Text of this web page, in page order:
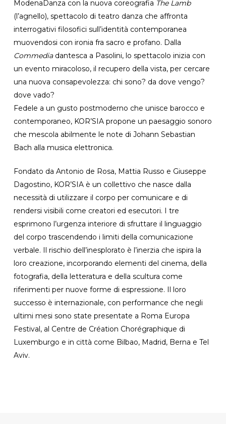
ModenaDanza con la nuova coreografia The Lamb
(l’agnello), spettacolo di teatro danza che affronta
interrogativi filosofici sull’identità contemporanea
muovendosi con ironia fra sacro e profano. Dalla
Commediadantesca a Pasolini, lo spettacolo inizia con
un evento miracoloso, il recupero della vista, per cercare
una nuova consapevolezza: chi sono? da dove vengo?
dove vado?
Fedele a un gusto postmoderno che unisce barocco e
contemporaneo, KOR’SIA propone un paesaggio sonoro
che mescola abilmente le note di Johann Sebastian
Bach alla musica elettronica.
Fondato da Antonio de Rosa, Mattia Russo e Giuseppe
Dagostino, KOR’SIA è un collettivo che nasce dalla
necessità di utilizzare il corpo per comunicare e di
rendersi visibili come creatori ed esecutori. I tre
esprimono l’urgenza interiore di sfruttare il linguaggio
del corpo trascendendo i limiti della comunicazione
verbale. Il rischio dell’inesplorato è l’inerzia che ispira la
loro creazione, incorporando elementi del cinema, della
fotografia, della letteratura e della scultura come
riferimenti per nuove forme di espressione. Il loro
successo è internazionale, con performance che negli
ultimi mesi sono state presentate a Roma Europa
Festival, al Centre de Création Chorégraphique di
Luxemburgo e in città come Bilbao, Madrid, Berna e Tel
Aviv.